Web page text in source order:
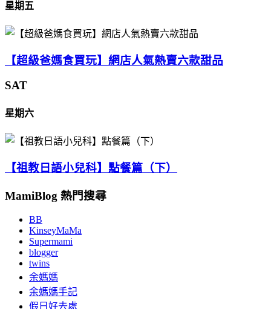
星期五
【超級爸媽食買玩】網店人氣熱賣六款甜品
SAT
星期六
【祖教日語小兒科】點餐篇（下）
MamiBlog 熱門搜尋
BB
KinseyMaMa
Supermami
blogger
twins
余媽媽
余媽媽手記
假日好去處